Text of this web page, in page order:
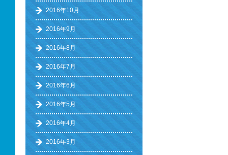
2016年10月
2016年9月
2016年8月
2016年7月
2016年6月
2016年5月
2016年4月
2016年3月